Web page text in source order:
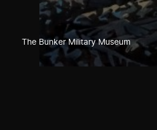
The Bunker Military Museum